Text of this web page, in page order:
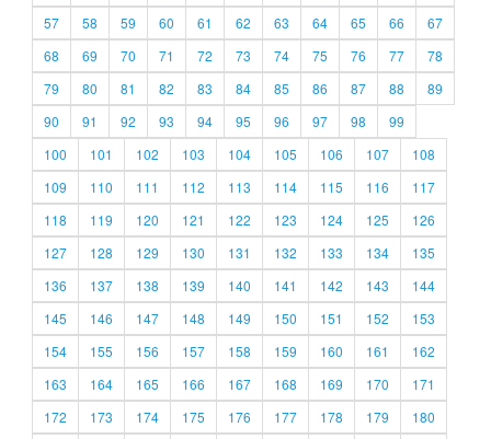
57
58 59 60 61 62 63 64 65 66
67
68
69 70 71 72 73 74 75 76 77
78
79
80 81 82 83 84 85 86 87 88
89
90
91 92 93 94 95 96 97 98
99
100
101 102 103 104 105 106 107
108
109
110 111 112 113 114 115 116
117
118
119 120 121 122 123 124 125
126
127
128 129 130 131 132 133 134
135
136
137 138 139 140 141 142 143
144
145
146 147 148 149 150 151 152
153
154
155 156 157 158 159 160 161
162
163
164 165 166 167 168 169 170
171
172
173 174 175 176 177 178 179
180